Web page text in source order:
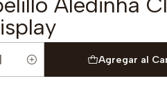
Agregar al